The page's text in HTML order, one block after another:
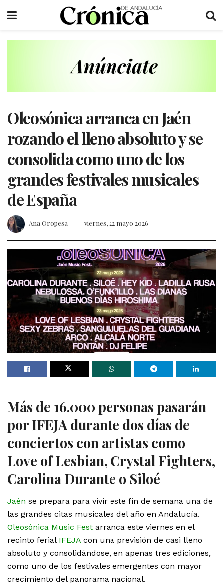
Oleosónica arranca en Jaén
rozando el lleno absoluto y se
consolida como uno de los
grandes festivales musicales
de España
Ana Oropesa viernes, 22 mayo 2026
Más de 16.000 personas pasarán
por IFEJA durante dos días de
conciertos con artistas como
Love of Lesbian, Crystal Fighters,
Carolina Durante o Siloé
Jaén se prepara para vivir este fin de semana una de
las grandes citas musicales del año en Andalucía.
Oleosónica Music Fest arranca este viernes en el
recinto ferial IFEJA con una previsión de casi lleno
absoluto y consolidándose, en apenas tres ediciones,
como uno de los festivales emergentes con mayor
crecimiento del panorama nacional.